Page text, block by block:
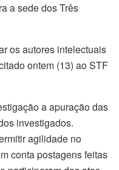
a sede dos Três
os autores intelectuais
ontem (13) ao STF
a apuração das
investigados.
agilidade no
conta postagens feitas